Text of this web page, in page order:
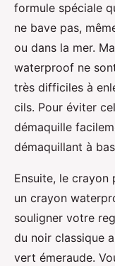
formule spéciale
ne bave pas,
ou dans la mer.
waterproof ne
très difficiles à
cils. Pour éviter
démaquille
démaquillant à
Ensuite, le crayon
un crayon
souligner votre
du noir classique
vert émeraude.